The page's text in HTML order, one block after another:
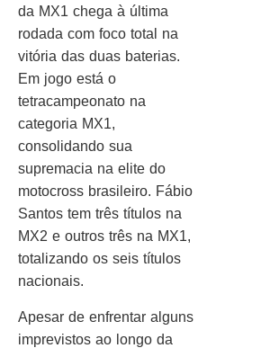
da MX1 chega à última
rodada com foco total na
vitória das duas baterias.
Em jogo está o
tetracampeonato na
categoria MX1,
consolidando sua
supremacia na elite do
motocross brasileiro. Fábio
Santos tem três títulos na
MX2 e outros três na MX1,
totalizando os seis títulos
nacionais.
Apesar de enfrentar alguns
imprevistos ao longo da